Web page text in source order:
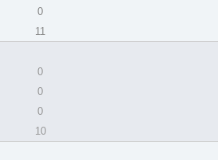
0
11
0
0
0
10